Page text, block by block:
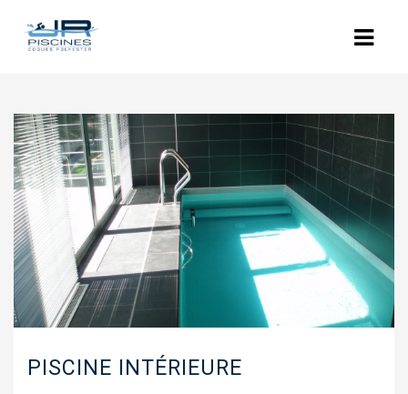
ACCUEIL
L’ENTREPRISE
NOS PISCINES
POLYESTER
COQUES POLYESTER : LES MODÈLES
PISCINES BÉTON
EQUIPEMENTS
PISCINE INTÉRIEURE